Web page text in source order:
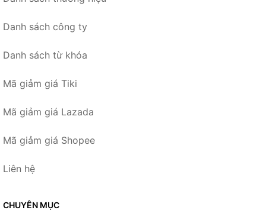
Danh sách công ty
Danh sách từ khóa
Mã giảm giá Tiki
Mã giảm giá Lazada
Mã giảm giá Shopee
Liên hệ
CHUYÊN MỤC